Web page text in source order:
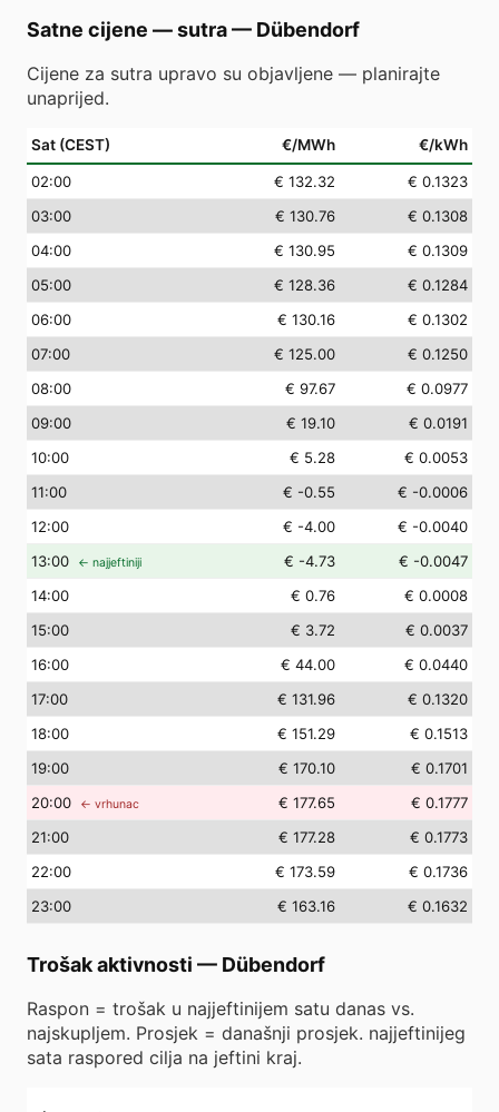
Satne cijene — sutra— Dübendorf
Cijene za sutra upravo su objavljene — planirajte
unaprijed.
Sat (CEST) €/MWh €/kWh
02:00 € 132.32
€ 0.1323
03:00 € 130.76
€ 0.1308
04:00 € 130.95
€ 0.1309
05:00 € 128.36
€ 0.1284
06:00 € 130.16
€ 0.1302
07:00 € 125.00
€ 0.1250
08:00 € 97.67
€ 0.0977
09:00 € 19.10
€ 0.0191
10:00 € 5.28
€ 0.0053
11:00 € -0.55
€ -0.0006
12:00 € -4.00
€ -0.0040
13:00 ← najjeftiniji € -4.73
€ -0.0047
14:00 € 0.76
€ 0.0008
15:00 € 3.72
€ 0.0037
16:00 € 44.00
€ 0.0440
17:00 € 131.96
€ 0.1320
18:00 € 151.29
€ 0.1513
19:00 € 170.10
€ 0.1701
20:00 ← vrhunac € 177.65
€ 0.1777
21:00 € 177.28
€ 0.1773
22:00 € 173.59
€ 0.1736
23:00 € 163.16 € 0.1632
Trošak aktivnosti — Dübendorf
Raspon = trošak u najjeftinijem satu danas vs.
najskupljem. Prosjek = današnji prosjek. najjeftinijeg
sata raspored cilja na jeftini kraj.